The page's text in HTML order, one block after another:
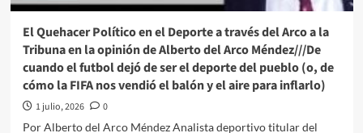
del
2026
El Quehacer Político en el Deporte a través del Arco a la
Tribuna en la opinión de Alberto del Arco Méndez///De
cuando el futbol dejó de ser el deporte del pueblo (o, de
cómo la FIFA nos vendió el balón y el aire para inflarlo)
1 julio, 2026
0
Por Alberto del Arco Méndez Analista deportivo titular del